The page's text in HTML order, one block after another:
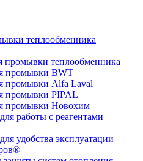
теплообменника
промывки теплообменника
промывки BWT
промывки Alfa Laval
промывки PIPAL
промывки Новохим
работы с реагентами
удобства эксплуатации